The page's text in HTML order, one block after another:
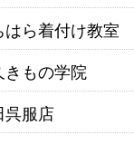
はら着付け教室
きもの学院
呉服店